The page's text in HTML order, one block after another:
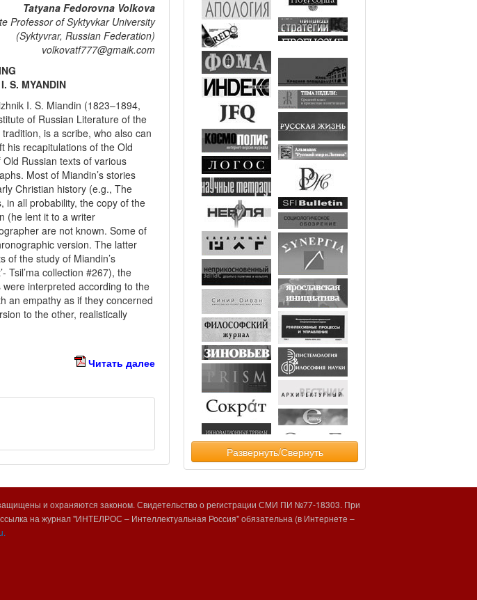
Tatyana Fedorovna Volkova
Professor of Syktyvkar University
(Syktyvrar, Russian Federation)
volkovatf777@gmaik.com
S. MYANDIN
I. S. Miandin (1823–1894,
of Russian Literature of the
is a scribe, who also can
his recapitulations of the Old
Russian texts of various
Most of Miandin’s stories
Christian history (e.g., The
in all probability, the copy of the
(he lent it to a writer
are not known. Some of
version. The latter
of the study of Miandin’s
Tsil’ma collection #267), the
interpreted according to the
an empathy as if they concerned
to the other, realistically
Читать далее
Развернуть/Свернуть
и охраняются законом. Свидетельство о регистрации СМИ ПИ №77-18303. При
на журнал "ИНТЕЛРОС – Интеллектуальная Россия" обязательна (в Интернете –